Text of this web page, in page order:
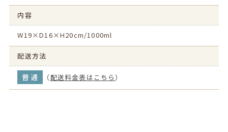
内容
W19×D16×H20cm/1000ml
配送方法
普通 （配送料金表はこちら）